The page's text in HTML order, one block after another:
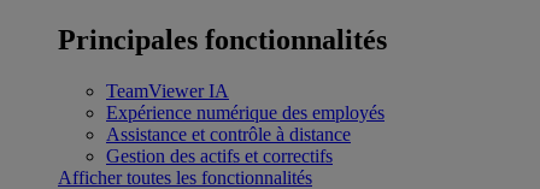
Principales fonctionnalités
TeamViewer IA
Expérience numérique des employés
Assistance et contrôle à distance
Gestion des actifs et correctifs
Afficher toutes les fonctionnalités